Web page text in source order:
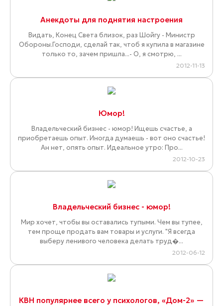
Анекдоты для поднятия настроения
Видать, Конец Света близок, раз Шойгу - Министр
Обороны.Господи, сделай так, чтоб я купила в магазине
только то, зачем пришла...- О, я смотрю, ...
2012-11-13
Юмор!
Владельческий бизнес - юмор! Ищешь счастье, а
приобретаешь опыт. Иногда думаешь - вот оно счастье!
Ан нет, опять опыт. Идеальное утро: Про...
2012-10-23
Владельческий бизнес - юмор!
Мир хочет, чтобы вы оставались тупыми. Чем вы тупее,
тем проще продать вам товары и услуги. "Я всегда
выберу ленивого человека делать труд�...
2012-06-12
КВН популярнее всего у психологов, «Дом-2» —